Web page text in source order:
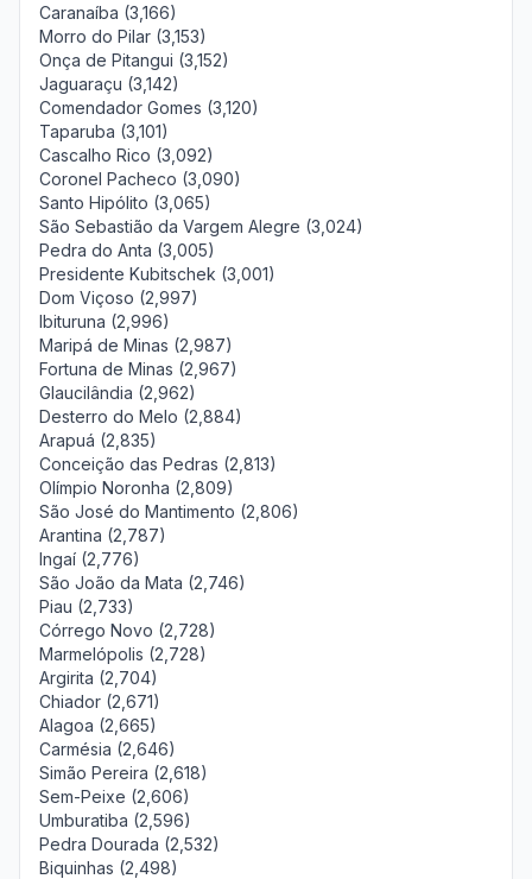
Caranaíba (3,166)
Morro do Pilar (3,153)
Onça de Pitangui (3,152)
Jaguaraçu (3,142)
Comendador Gomes (3,120)
Taparuba (3,101)
Cascalho Rico (3,092)
Coronel Pacheco (3,090)
Santo Hipólito (3,065)
São Sebastião da Vargem Alegre (3,024)
Pedra do Anta (3,005)
Presidente Kubitschek (3,001)
Dom Viçoso (2,997)
Ibituruna (2,996)
Maripá de Minas (2,987)
Fortuna de Minas (2,967)
Glaucilândia (2,962)
Desterro do Melo (2,884)
Arapuá (2,835)
Conceição das Pedras (2,813)
Olímpio Noronha (2,809)
São José do Mantimento (2,806)
Arantina (2,787)
Ingaí (2,776)
São João da Mata (2,746)
Piau (2,733)
Córrego Novo (2,728)
Marmelópolis (2,728)
Argirita (2,704)
Chiador (2,671)
Alagoa (2,665)
Carmésia (2,646)
Simão Pereira (2,618)
Sem-Peixe (2,606)
Umburatiba (2,596)
Pedra Dourada (2,532)
Biquinhas (2,498)